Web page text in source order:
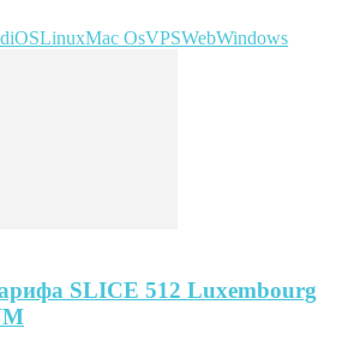
iOSLinuxMac OsVPSWebWindows
SLICE 512 Luxembourg